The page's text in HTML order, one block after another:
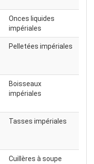
Onces liquides
impériales
Pelletées impériales
Boisseaux
impériales
Tasses impériales
Cuillères à soupe